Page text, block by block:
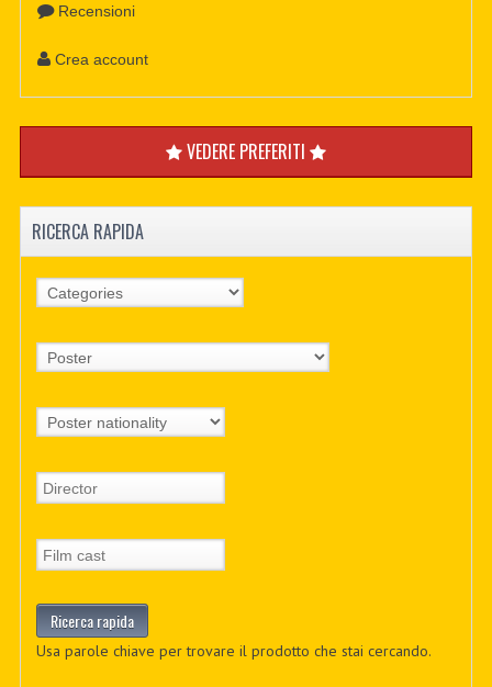
Recensioni
Crea account
VEDERE PREFERITI
RICERCA RAPIDA
Usa parole chiave per trovare il prodotto che stai cercando.